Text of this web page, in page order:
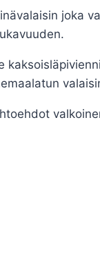
joka